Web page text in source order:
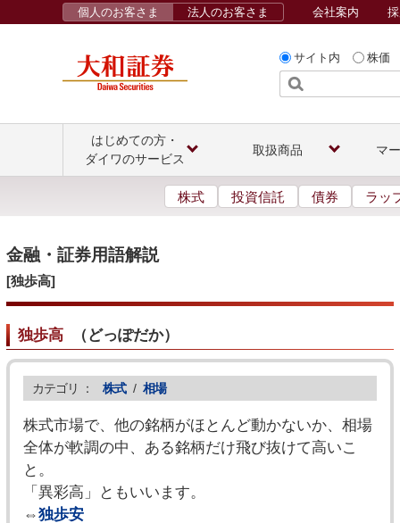
サイト内 株価
個人のお客さま 法人のお客さま 会社案内
はじめての方・
ダイワのサービス
取扱商品 マ
株式 投資信託 債券 ラッ
金融・証券用語解説
[独歩高]
独歩高（どっぽだか）
カテゴリ ： 株式 / 相場
株式市場で、他の銘柄がほとんど動かないか、相場
全体が軟調の中、ある銘柄だけ飛び抜けて高いこ
と。
「異彩高」ともいいます。
⇔独歩安